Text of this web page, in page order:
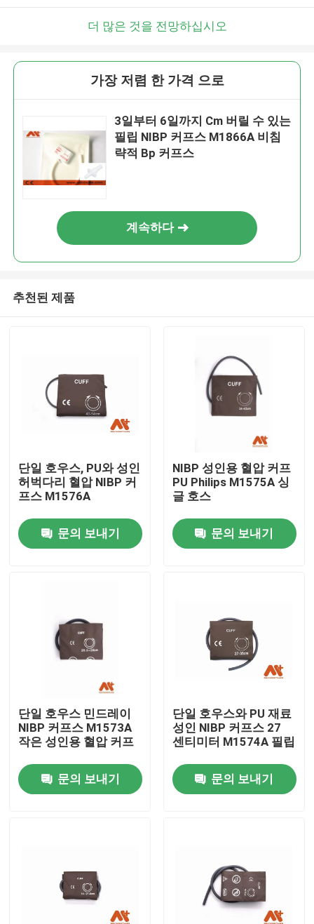
홈
공장 투어
연락처
뉴스
참을성 있는 모니터 케이블
재사용 가능한 spo2 센서
더 많은 것을 전망하십시오
가장 저렴 한 가격 으로
3일부터 6일까지 Cm 버릴 수 있는
필립 NIBP 커프스 M1866A 비침
략적 Bp 커프스
계속하다
추천된 제품
단일 호우스, PU와 성인
허벅다리 혈압 NIBP 커
프스 M1576A
문의 보내기
NIBP 성인용 혈압 커프
PU Philips M1575A 싱
글 호스
문의 보내기
단일 호우스 민드레이
NIBP 커프스 M1573A
작은 성인용 혈압 커프
문의 보내기
단일 호우스와 PU 재료
성인 NIBP 커프스 27
센티미터 M1574A 필립
문의 보내기